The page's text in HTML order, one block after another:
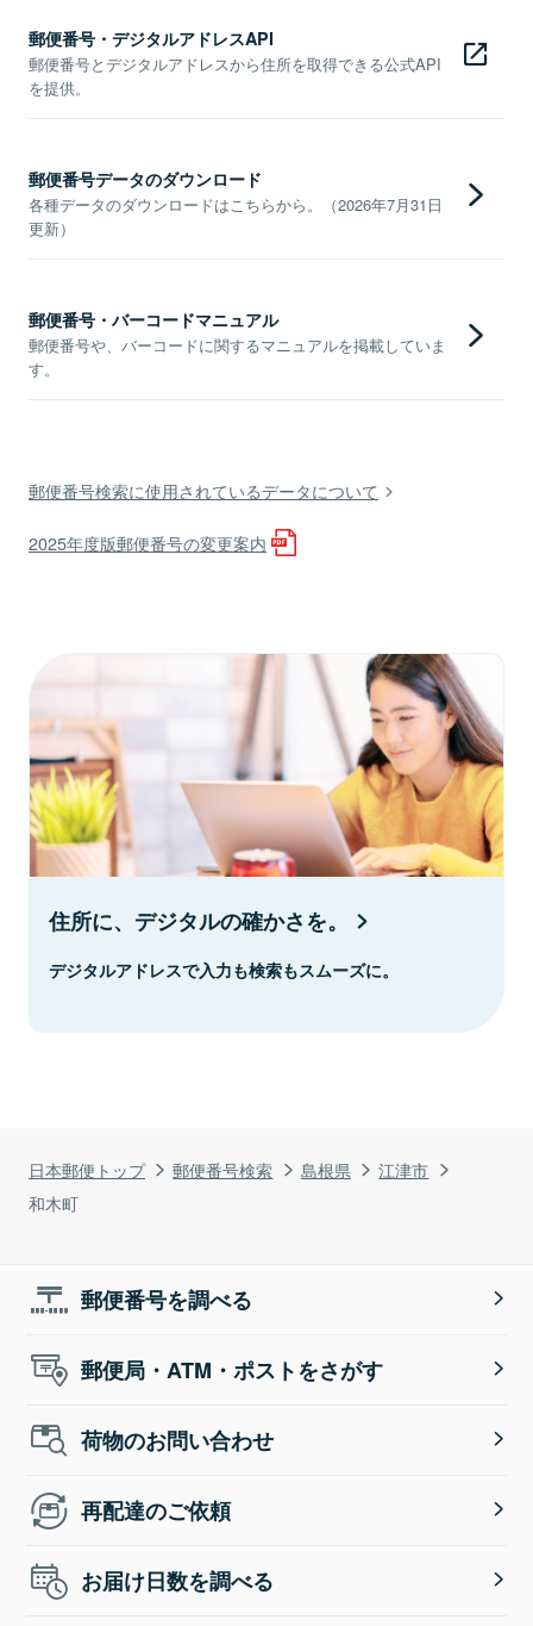
日本郵便トップ 郵便番号検索 島根県
江津市
和木町
郵便番号・デジタルアドレスAPI
郵便番号とデジタルアドレスから住所を取得できる公式API
を提供。
郵便番号データのダウンロード
各種データのダウンロードはこちらから。（2026年7月31日
更新）
郵便番号・バーコードマニュアル
郵便番号や、バーコードに関するマニュアルを掲載していま
す。
郵便番号検索に使用されているデータについて
2025年度版郵便番号の変更案内
住所に、デジタルの確かさを。
デジタルアドレスで入力も検索もスムーズに。
郵便番号を調べる
郵便局・ATM・ポストをさがす
荷物のお問い合わせ
再配達のご依頼
お届け日数を調べる